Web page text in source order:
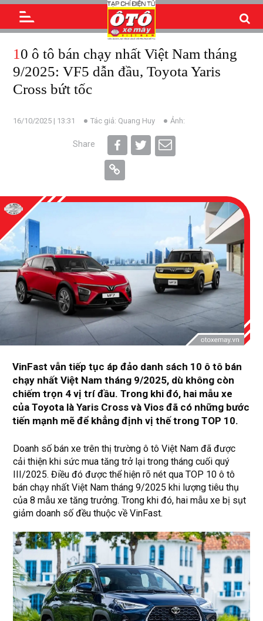
10 ô tô bán chạy nhất Việt Nam tháng
9/2025: VF5 dẫn đầu, Toyota Yaris
Cross bứt tốc
16/10/2025 | 13:31 Tác giả: Quang Huy Ảnh:
Share
VinFast vẫn tiếp tục áp đảo danh sách 10 ô tô bán
chạy nhất Việt Nam tháng 9/2025, dù không còn
chiếm trọn 4 vị trí đầu. Trong khi đó, hai mẫu xe
của Toyota là Yaris Cross và Vios đã có những bước
tiến mạnh mẽ để khẳng định vị thế trong TOP 10.
Doanh số bán xe trên thị trường ô tô Việt Nam đã được
cải thiện khi sức mua tăng trở lại trong tháng cuối quý
III/2025. Điều đó được thể hiện rõ nét qua TOP 10 ô tô
bán chạy nhất Việt Nam tháng 9/2025 khi lượng tiêu thụ
của 8 mẫu xe tăng trưởng. Trong khi đó, hai mẫu xe bị sụt
giảm doanh số đều thuộc về VinFast.